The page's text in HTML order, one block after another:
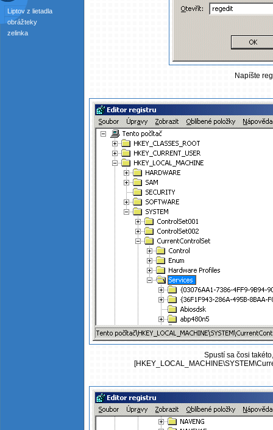
Liptov z lietadla
obrážteky
zelinka
Napíšte
Spustí sa čosi